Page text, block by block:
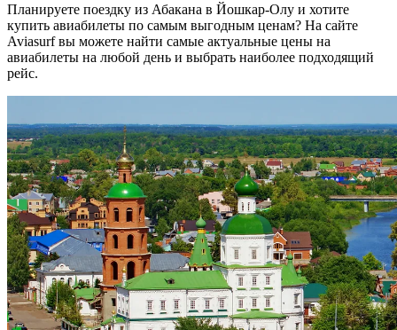
Планируете поездку из Абакана в Йошкар-Олу и хотите
купить авиабилеты по самым выгодным ценам? На сайте
Aviasurf вы можете найти самые актуальные цены на
авиабилеты на любой день и выбрать наиболее подходящий
рейс.